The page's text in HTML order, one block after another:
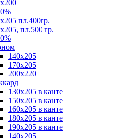
пл.400гр.
пл.500 гр.
140х205
170х205
200х220
130х205 в канте
150х205 в канте
160х205 в канте
180х205 в канте
190х205 в канте
140х205